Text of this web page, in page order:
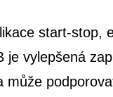
start-stop,
vylepšená
může